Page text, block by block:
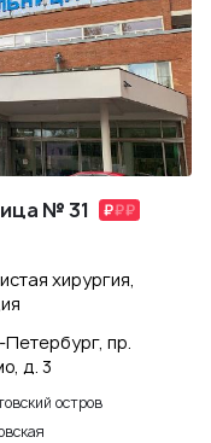
№ 31
хирургия,
пр.
д. 3
остров